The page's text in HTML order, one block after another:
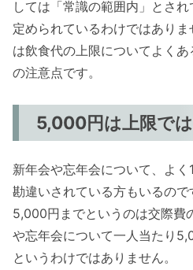
しては「常識の範囲内」とさ
定められているわけではあり
は飲食代の上限についてよく
の注意点です。
5,000円は上限で
新年会や忘年会について、よ
勘違いされている方もいるので
5,000円までというのは交際費
や忘年会について一人当たり
というわけではありません。